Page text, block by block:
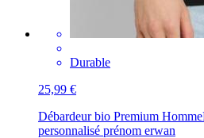
Durable
25,99 €
Débardeur bio Premium Homme
personnalisé prénom erwan